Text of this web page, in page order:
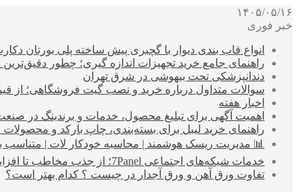
۱۴۰۵/۰۵/۱۶
خبر فوری
انواع قاب بندی دیوار با گچبری پیش ساخته پلی یورتان
راهنمای جامع خرید تجهیزات اندازه گیری؛ چطور دقیق‌ترین
دندانپزشکی تحت بیهوشی در شرق تهران
سوالات متداول درباره خرید و نصب گیت فروشگاهی؛ از
اخبار هفته
اهمیت آگهی برای تبلیغ محصول، خدمات و برندینگ در
راهنمای خرید لیبل برای بسته‌بندی، چاپ بارکد و
📊 مدیریت ریسک هوشمند | محاسبه خودکار لات | متناسب
خدمات شبکه‌های اجتماعی 7Panel؛ از جذب مخاطب تا افزایش درآمد
تفاوت ورق آهن و ورق آجدار در چیست ؟ کدام بهتر است؟